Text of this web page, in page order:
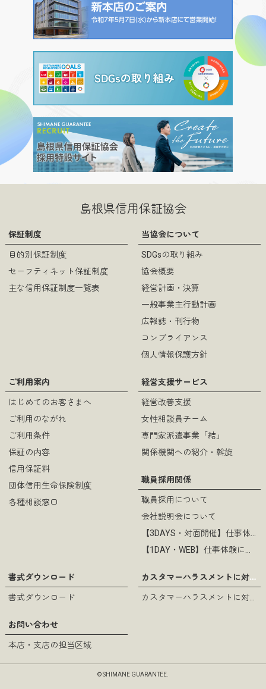
島根県信用保証協会
保証制度
目的別保証制度
セーフティネット保証制度
主な信用保証制度一覧表
当協会について
SDGsの取り組み
協会概要
経営計画・決算
一般事業主行動計画
広報誌・刊行物
コンプライアンス
個人情報保護方針
ご利用案内
はじめてのお客さまへ
ご利用のながれ
ご利用条件
保証の内容
信用保証料
団体信用生命保険制度
各種相談窓口
経営支援サービス
経営改善支援
女性相談員チーム
専門家派遣事業「結」
関係機関への紹介・斡旋
職員採用関係
職員採用について
会社説明会について
【3DAYS・対面開催】仕事体験について
【1DAY・WEB】仕事体験について
書式ダウンロード
書式ダウンロード
カスタマーハラスメントに対する基本方針
カスタマーハラスメントに対する基本方針
お問い合わせ
本店・支店の担当区域
© SHIMANE GUARANTEE.